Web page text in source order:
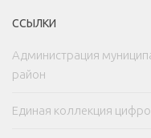
ССЫЛКИ
Администрация
район
Единая коллекция